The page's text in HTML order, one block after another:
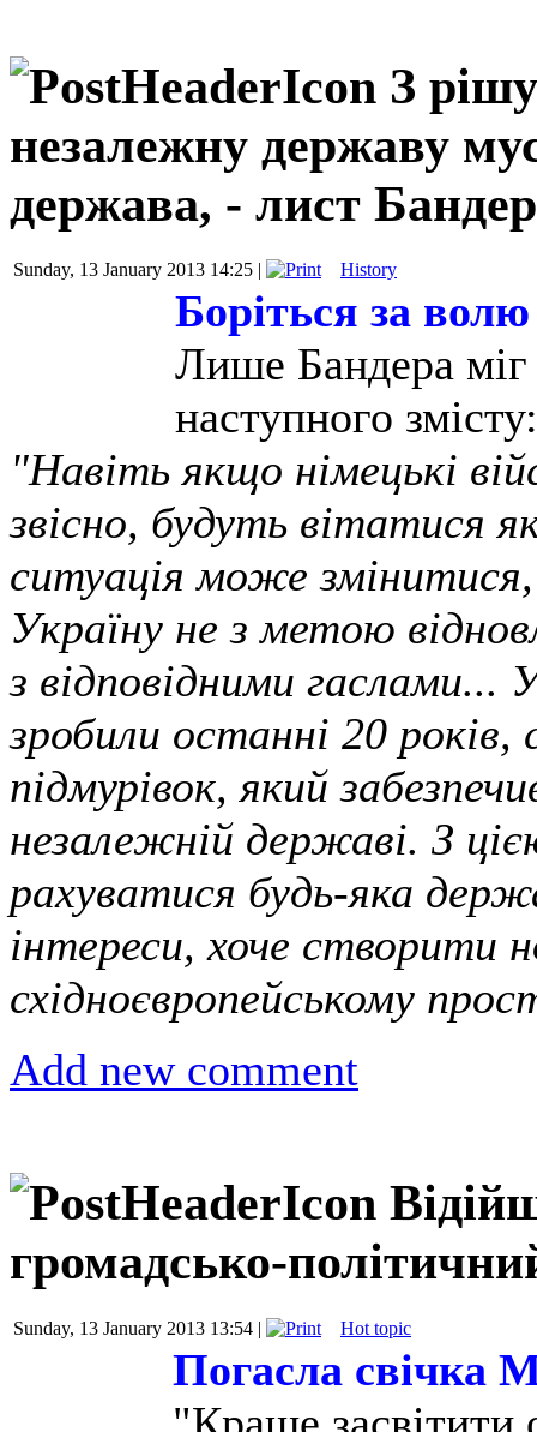
З
незалежну державу
держава, - лист
Sunday, 13 January 2013 14:25 | History
Боріться за
Лише Бандера міг
наступного змісту:
"Навіть якщо німецькі
звісно, будуть вітатися
ситуація може
Україну не з метою
з відповідними гаслами...
зробили останні 20
підмурівок, який
незалежній державі. З
рахуватися будь-яка
інтереси, хоче створити
східноєвропейському
Add new comment
громадсько-
Sunday, 13 January 2013 13:54 | Hot topic
Погасла свічка